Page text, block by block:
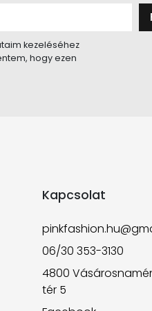
kezeléséhez
hogy ezen
Kapcsolat
06/30 353-3130
4800
tér 5